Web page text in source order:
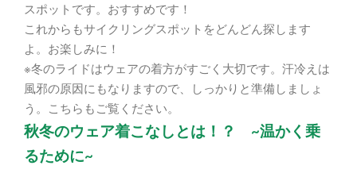
スポットです。おすすめです！
これからもサイクリングスポットをどんどん探します
よ。お楽しみに！
※冬のライドはウェアの着方がすごく大切です。汗冷えは
風邪の原因にもなりますので、しっかりと準備しましょ
う。こちらもご覧ください。
秋冬のウェア着こなしとは！？ ~温かく乗
るために~